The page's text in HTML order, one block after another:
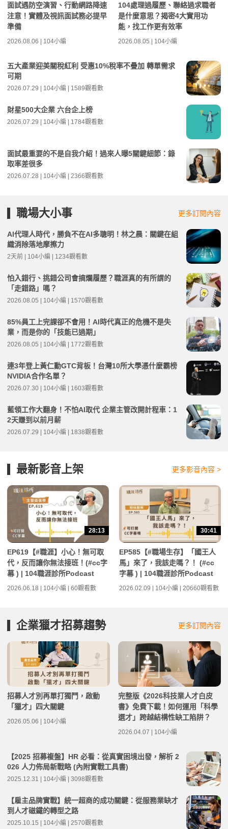
面試遇防空演習、行動網路降速
注意！實體及視訊面試務必提早
準備
2026.08.06 | 104小編
104處理過履歷、聯絡過求職者
是什麼意思？揭密4大實用功
能，找工作更有效率
2026.08.05 | 104小編
五大產業迎美關稅紅利 受惠10%稅率不疊加 轉單需求
可期
2026.07.29 | 104小編 | 1589觀看數
財星500大企業 六台企上榜
2026.07.29 | 104小編 | 1784觀看數
面試最重要的不是自我介紹！過來人曝5關鍵細節：錄
取率差很多
2026.07.28 | 104小編 | 2366觀看數
職場大小事 更多訂閱內容
AI代理人時代，勝負不在AI多聰明！林之晨：關鍵在組
織消除落地摩擦力
2天前 | 104小編 | 1234觀看數
怕入錯行、挑錯公司會搞爛履歷？職涯真的有所謂的
「走錯路」嗎？
2026.08.05 | 104小編 | 1570觀看數
85%員工上完課卻不會用！AI時代真正的危機不是失
業，而是你的「技能已過期」
2026.08.05 | 104小編 | 1772觀看數
連3年登上黃仁勳GTC背板！台灣10所大學憑什麼霸榜
NVIDIA合作名單？
2026.07.30 | 104小編 | 1603觀看數
藍領工作大翻身！不怕AI取代 企業主管改開計程車：1
2天賺到以前月薪
2026.07.29 | 104小編 | 1838觀看數
最新影音上架 更多影音內容 >
28:13
EP619【#職涯】小心！無可取
代，反而讓你無法接班！(#cc字
幕 ) | 104職涯診所Podcast
2026.06.18 | 104小編 | 60觀看數
30:41
EP585【#職場生存】「國王人
馬」來了，我該走嗎？！ (#cc
字幕 ) | 104職涯診所Podcast
2026.02.09 | 104小編 | 20660觀看數
企業獵才招募趨勢 更多訂閱內容
招募人才別再單打獨鬥，啟動
「獵才」四大關鍵
2026.05.06 | 104小編
完整版《2026科技業人才白皮
書》免費下載！如何運用「科學
選才」跨越結構性缺工陷阱？
2026.04.07 | 104小編
【2025 招募複盤】HR 必看：從真實困境出發，解析 2
026 人力佈局新戰略 (內附實戰工具書)
2025.12.31 | 104小編 | 3098觀看數
【雇主品牌實戰】統一超商的成功關鍵：從服務業缺才
到人才磁鐵的轉型之路
2025.10.15 | 104小編 | 2570觀看數